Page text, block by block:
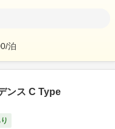
/泊
ンス C Type